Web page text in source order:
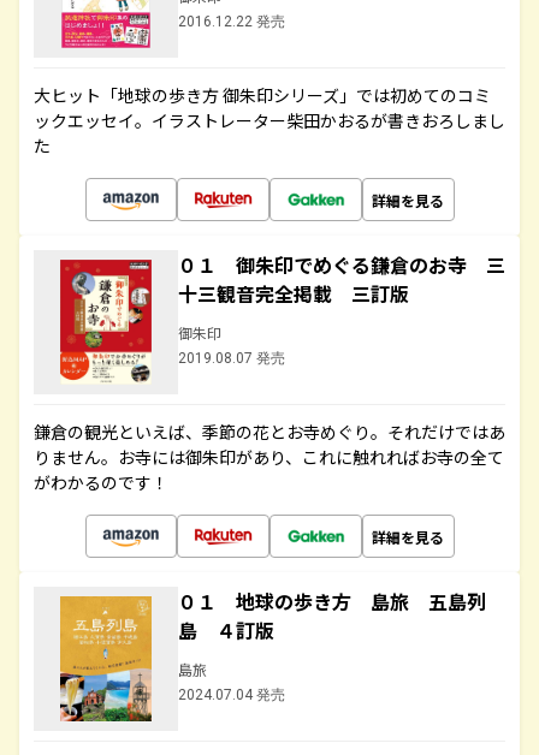
2016.12.22 発売
大ヒット「地球の歩き方 御朱印シリーズ」では初めてのコミ
ックエッセイ。イラストレーター柴田かおるが書きおろしまし
た
詳細を見る
０１ 御朱印でめぐる鎌倉のお寺 三
十三観音完全掲載 三訂版
御朱印
2019.08.07 発売
鎌倉の観光といえば、季節の花とお寺めぐり。それだけではあ
りません。お寺には御朱印があり、これに触れればお寺の全て
がわかるのです！
詳細を見る
０１ 地球の歩き方 島旅 五島列
島 ４訂版
島旅
2024.07.04 発売